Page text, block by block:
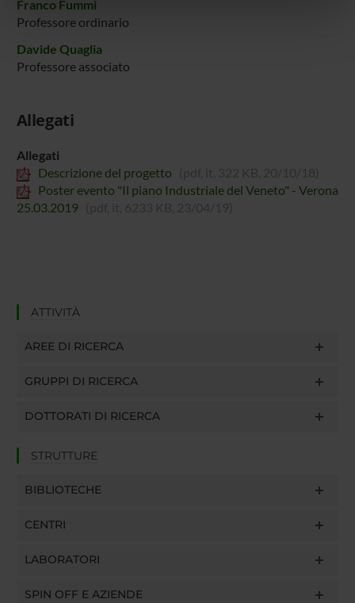
nostri partner che si occupano di analisi dei dati web,
pubblicità e social media, i quali potrebbero combinarle
con altre informazioni che hai fornito loro o che hanno
raccolto dal tuo utilizzo dei loro servizi.
Franco Fummi
Professore ordinario
Davide Quaglia
Professore associato
Allegati
Allegati
Descrizione del progetto
Poster evento "Il piano Industriale del Veneto" - Verona
25.03.2019
ATTIVITÀ
AREE DI RICERCA
GRUPPI DI RICERCA
DOTTORATI DI RICERCA
STRUTTURE
BIBLIOTECHE
CENTRI
LABORATORI
SPIN OFF E AZIENDE